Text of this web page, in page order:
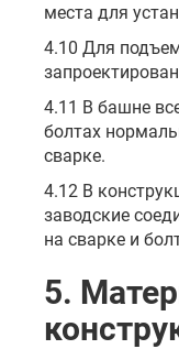
места для
4.10 Для
4.11 В башне
болтах
сварке.
4.12 В
заводские
на сварке и
5.